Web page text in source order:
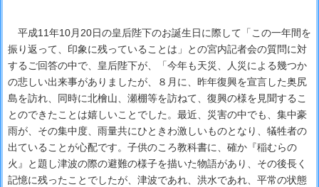
平成11年10月20日の皇后陛下のお誕生日に際して「この一年間を
振り返って、印象に残っていることは」との宮内記者会の質問に対
するご回答の中で、皇后陛下が、「今年も天災、人災による幾つか
の悲しい出来事がありましたが、８月に、昨年復興を宣言した奥尻
島を訪れ、同時に北檜山、瀬棚等を訪ねて、復興の様を見聞するこ
とのできたことは嬉しいことでした。最近、災害の中でも、集中豪
雨が、その集中度、雨量共にひときわ激しいものとなり、犠牲者の
出ていることが心配です。子供のころ教科書に、確か『稲むらの
火』と題し津波の際の避難の様子を描いた物語があり、その後長く
記憶に残ったことでしたが、津波であれ、洪水であれ、平常の状態